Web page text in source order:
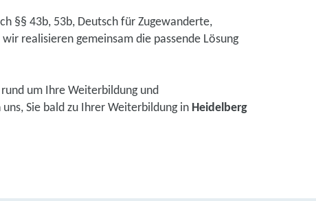
§§ 43b, 53b, Deutsch für Zugewanderte,
realisieren gemeinsam die passende Lösung
um Ihre Weiterbildung und
Sie bald zu Ihrer Weiterbildung in Heidelberg